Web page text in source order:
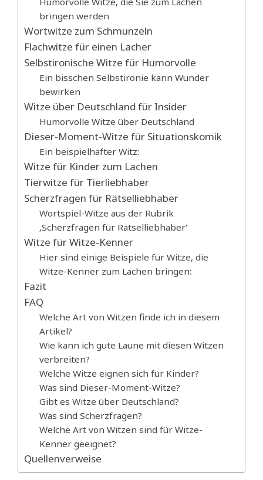
bringen werden
Wortwitze zum Schmunzeln
Flachwitze für einen Lacher
Selbstironische Witze für Humorvolle
Ein bisschen Selbstironie kann Wunder
bewirken
Witze über Deutschland für Insider
Humorvolle Witze über Deutschland
Dieser-Moment-Witze für Situationskomik
Ein beispielhafter Witz:
Witze für Kinder zum Lachen
Tierwitze für Tierliebhaber
Scherzfragen für Rätselliebhaber
Wortspiel-Witze aus der Rubrik
‚Scherzfragen für Rätselliebhaber‘
Witze für Witze-Kenner
Hier sind einige Beispiele für Witze, die
Witze-Kenner zum Lachen bringen:
Fazit
FAQ
Welche Art von Witzen finde ich in diesem
Artikel?
Wie kann ich gute Laune mit diesen Witzen
verbreiten?
Welche Witze eignen sich für Kinder?
Was sind Dieser-Moment-Witze?
Gibt es Witze über Deutschland?
Was sind Scherzfragen?
Welche Art von Witzen sind für Witze-
Kenner geeignet?
Quellenverweise